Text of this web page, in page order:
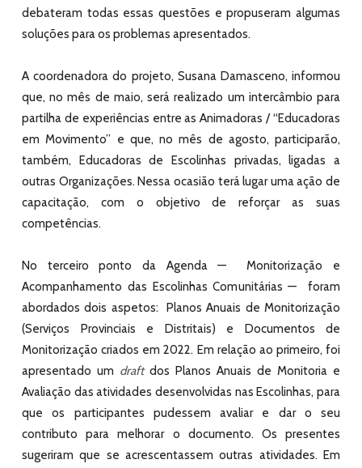
debateram todas essas questões e propuseram algumas
soluções para os problemas apresentados.
A coordenadora do projeto, Susana Damasceno, informou
que, no mês de maio, será realizado um intercâmbio para
partilha de experiências entre asAnimadoras / “Educadoras
em Movimento” e que, no mês de agosto, participarão,
também, Educadoras de Escolinhas privadas, ligadas a
outras Organizações. Nessa ocasião terá lugar uma ação de
capacitação, com o objetivo de reforçar as suas
competências.
No terceiro ponto da Agenda — Monitorização e
Acompanhamento das Escolinhas Comunitárias — foram
abordados dois aspetos: Planos Anuais de Monitorização
(Serviços Provinciais e Distritais) e Documentos de
Monitorização criados em 2022. Em relação ao primeiro, foi
apresentado um draftdos Planos Anuais de Monitoria e
Avaliação das atividades desenvolvidas nas Escolinhas, para
que os participantes pudessem avaliar e dar o seu
contributo para melhorar o documento. Os presentes
sugeriram que se acrescentassem outras atividades. Em